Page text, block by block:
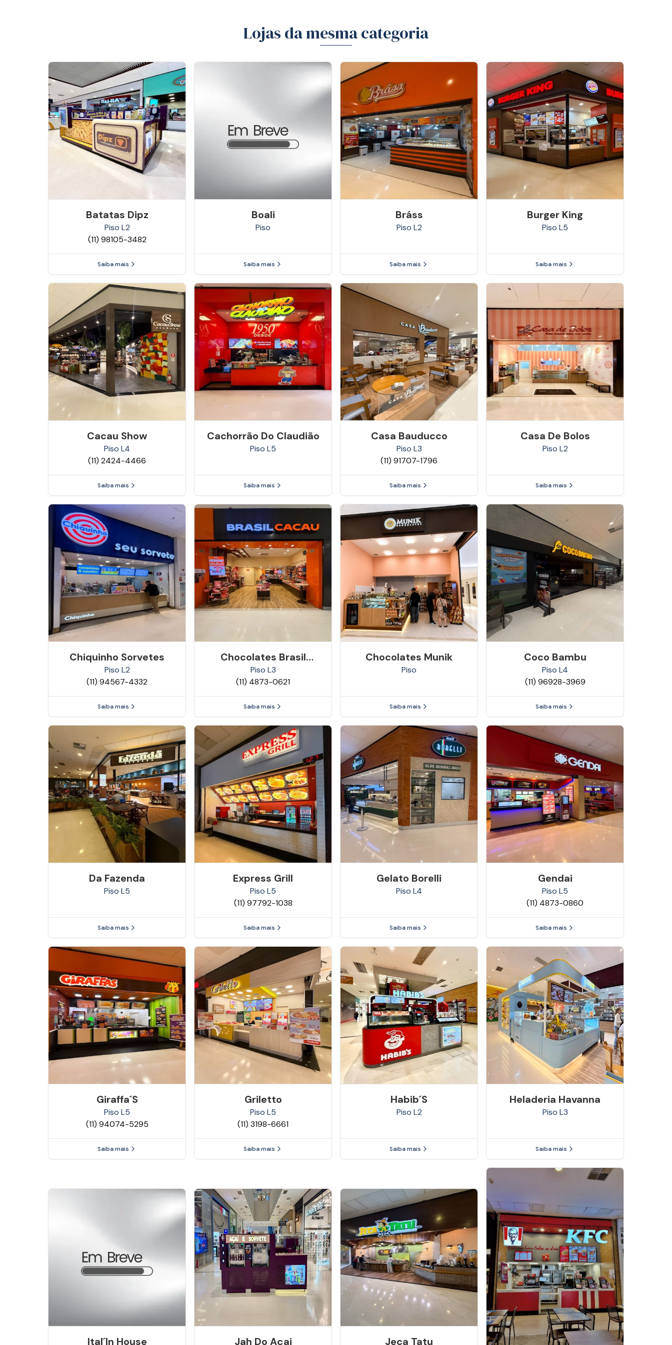
Lojas da mesma categoria
Batatas Dipz
Piso L2
(11) 98105-3482
Saiba mais
Boali
Piso
Saiba mais
Bráss
Piso L2
Saiba mais
Burger King
Piso L5
Saiba mais
Cacau Show
Piso L4
(11) 2424-4466
Saiba mais
Cachorrão Do Claudião
Piso L5
Saiba mais
Casa Bauducco
Piso L3
(11) 91707-1796
Saiba mais
Casa De Bolos
Piso L2
Saiba mais
Chiquinho Sorvetes
Piso L2
(11) 94567-4332
Saiba mais
Chocolates Brasil
Cacau
Piso L3
(11) 4873-0621
Saiba mais
Chocolates Munik
Piso
Saiba mais
Coco Bambu
Piso L4
(11) 96928-3969
Saiba mais
Da Fazenda
Piso L5
Saiba mais
Express Grill
Piso L5
(11) 97792-1038
Saiba mais
Gelato Borelli
Piso L4
Saiba mais
Gendai
Piso L5
(11) 4873-0860
Saiba mais
Giraffa´s
Piso L5
(11) 94074-5295
Saiba mais
Griletto
Piso L5
(11) 3198-6661
Saiba mais
Habib´s
Piso L2
Saiba mais
Heladeria Havanna
Piso L3
Saiba mais
Ital´in House Jah Do Açai Jeca Tatu